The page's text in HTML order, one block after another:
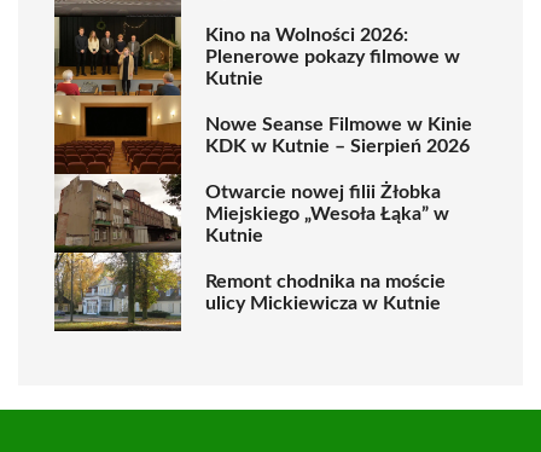
Kino na Wolności 2026:
Plenerowe pokazy filmowe w
Kutnie
Nowe Seanse Filmowe w Kinie
KDK w Kutnie – Sierpień 2026
Otwarcie nowej filii Żłobka
Miejskiego „Wesoła Łąka” w
Kutnie
Remont chodnika na moście
ulicy Mickiewicza w Kutnie